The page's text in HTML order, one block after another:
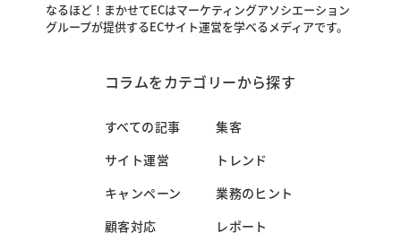
なるほど！まかせてECはマーケティングアソシエーション
グループが提供するECサイト運営を学べるメディアです。
コラムをカテゴリーから探す
すべての記事
集客
サイト運営
トレンド
キャンペーン
業務のヒント
顧客対応
レポート